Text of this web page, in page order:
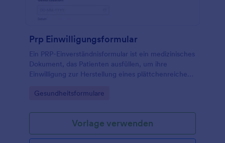
Prp Einwilligungsformular
Ein PRP-Einverständnisformular ist ein medizinisches
Dokument, das Patienten ausfüllen, um ihre
Einwilligung zur Herstellung eines plättchenreichen
Go to Category:
Gesundheitsformulare
Vorlage verwenden